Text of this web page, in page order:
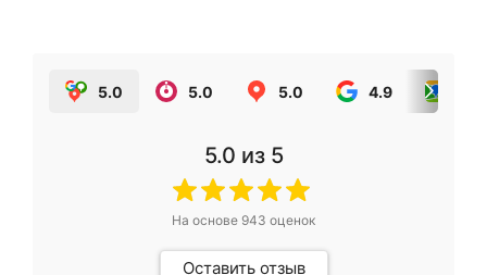
5.0 5.0 5.0 4.9
5.0 из 5
На основе 943 оценок
Оставить отзыв